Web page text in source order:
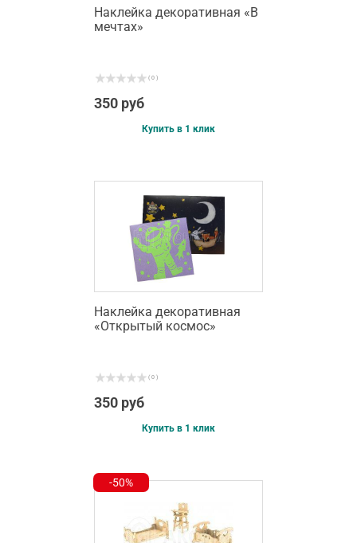
Наклейка декоративная «В
мечтах»
( 0 )
350 руб
Купить в 1 клик
Наклейка декоративная
«Открытый космос»
( 0 )
350 руб
Купить в 1 клик
-50%